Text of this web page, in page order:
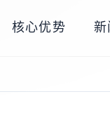
核心优势 新